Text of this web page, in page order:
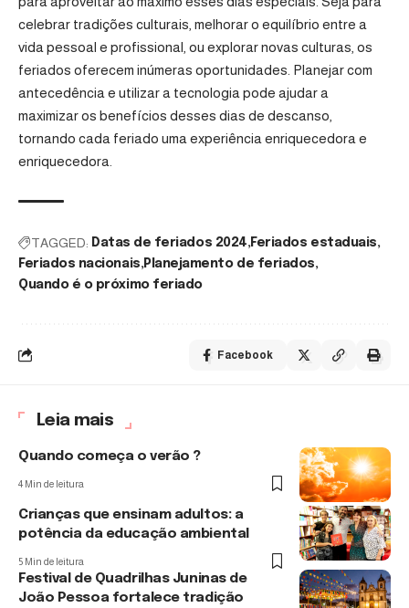
celebrar tradições culturais, melhorar o equilíbrio entre a
vida pessoal e profissional, ou explorar novas culturas, os
feriados oferecem inúmeras oportunidades. Planejar com
antecedência e utilizar a tecnologia pode ajudar a
maximizar os benefícios desses dias de descanso,
tornando cada feriado uma experiência enriquecedora e
enriquecedora.
TAGGED: Datas de feriados 2024 Feriados estaduais
Feriados nacionais Planejamento de feriados
Quando é o próximo feriado
Facebook
Leia mais
Quando começa o verão ?
4 Min de leitura
Crianças que ensinam adultos: a
potência da educação ambiental
5 Min de leitura
Festival de Quadrilhas Juninas de
João Pessoa fortalece tradição